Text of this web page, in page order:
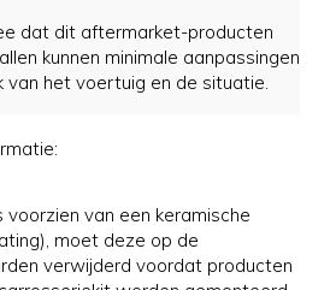
dat dit aftermarket-producten
kunnen minimale aanpassingen
van het voertuig en de situatie.
voorzien van een keramische
moet deze op de
verwijderd voordat producten